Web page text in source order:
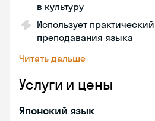
в культуру
Использует
преподавания языка
Читать дальше
Услуги и цены
Японский язык